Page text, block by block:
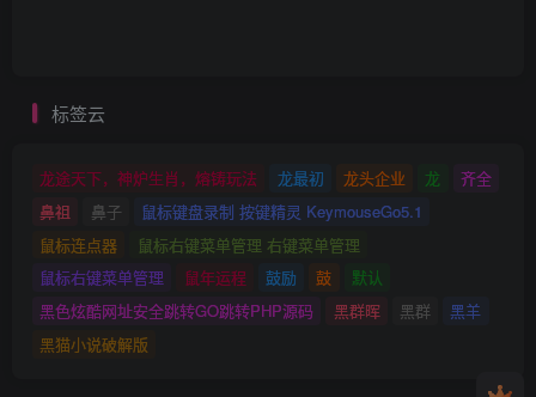
标签云
龙途天下，神炉生肖，熔铸玩法 龙最初 龙头企业 龙
齐全
鼻祖
鼻子
鼠标键盘录制 按键精灵 KeymouseGo5.1
鼠标连点器
鼠标右键菜单管理 右键菜单管理
鼠标右键菜单管理
鼠年运程 鼓励 鼓
默认
黑色炫酷网址安全跳转GO跳转PHP源码
黑群晖 黑群
黑羊
黑猫小说破解版